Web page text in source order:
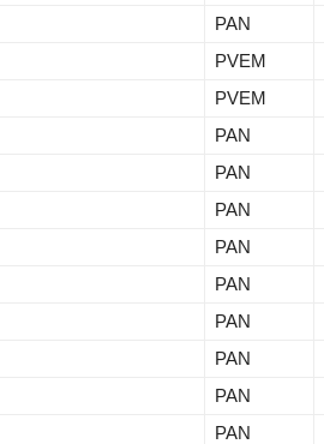
PAN
PVEM
PVEM
PAN
PAN
PAN
PAN
PAN
PAN
PAN
PAN
PAN